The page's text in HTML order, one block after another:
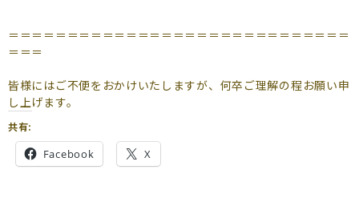
＝＝＝＝＝＝＝＝＝＝＝＝＝＝＝＝＝＝＝＝＝＝＝＝＝＝＝＝＝
＝＝＝
皆様にはご不便をおかけいたしますが、何卒ご理解の程お願い申
し上げます。
共有:
Facebook X